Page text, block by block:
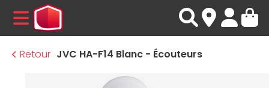
MENU
Retour JVC HA-F14 Blanc - Écouteurs